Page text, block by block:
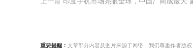
重要提醒： 文章部分内容及图片来源于网络，我们尊重作者版